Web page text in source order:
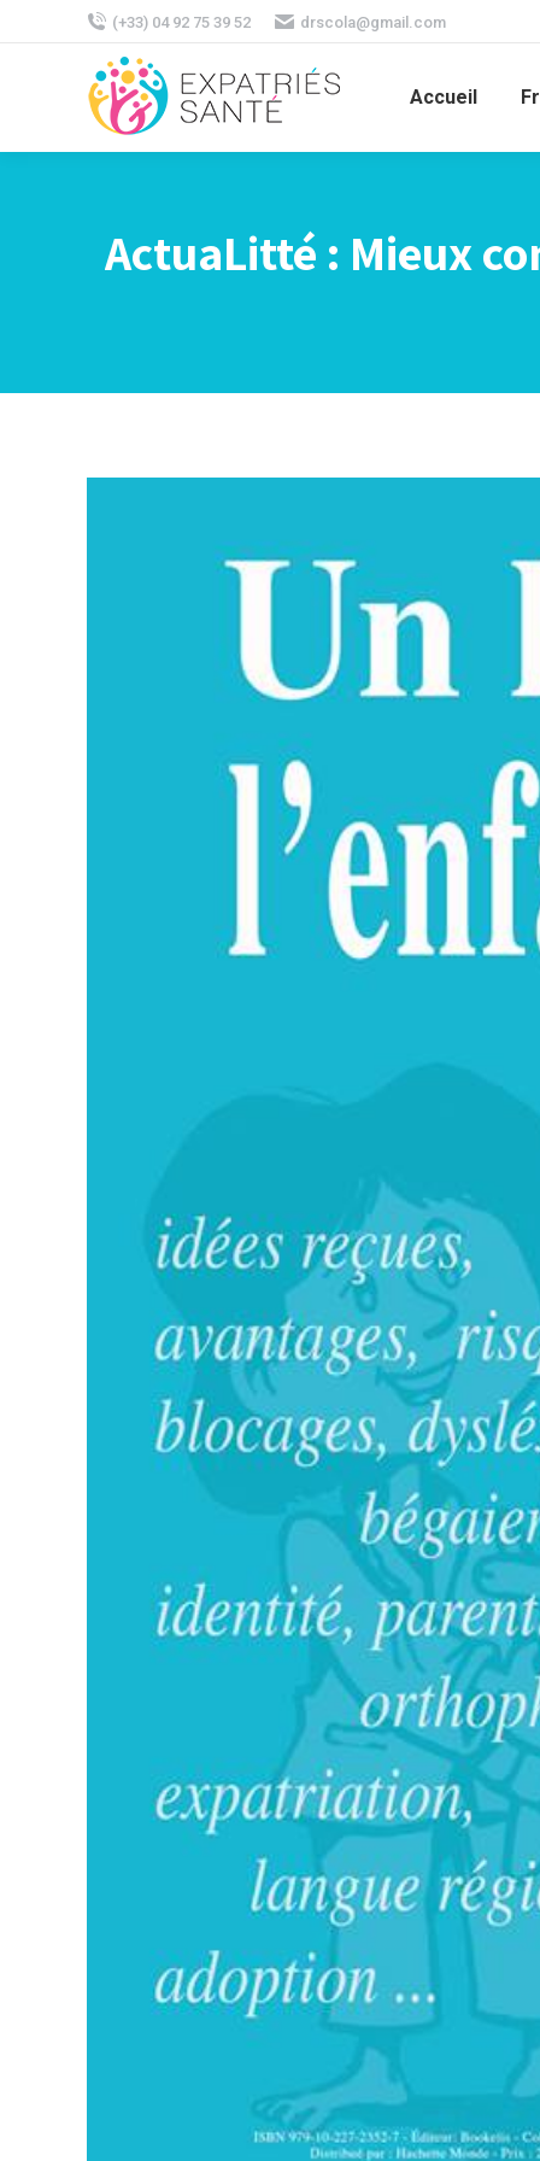
(+33) 04 92 75 39 52 drscola@gmail.com
Accueil
ActuaLitté : Mieux